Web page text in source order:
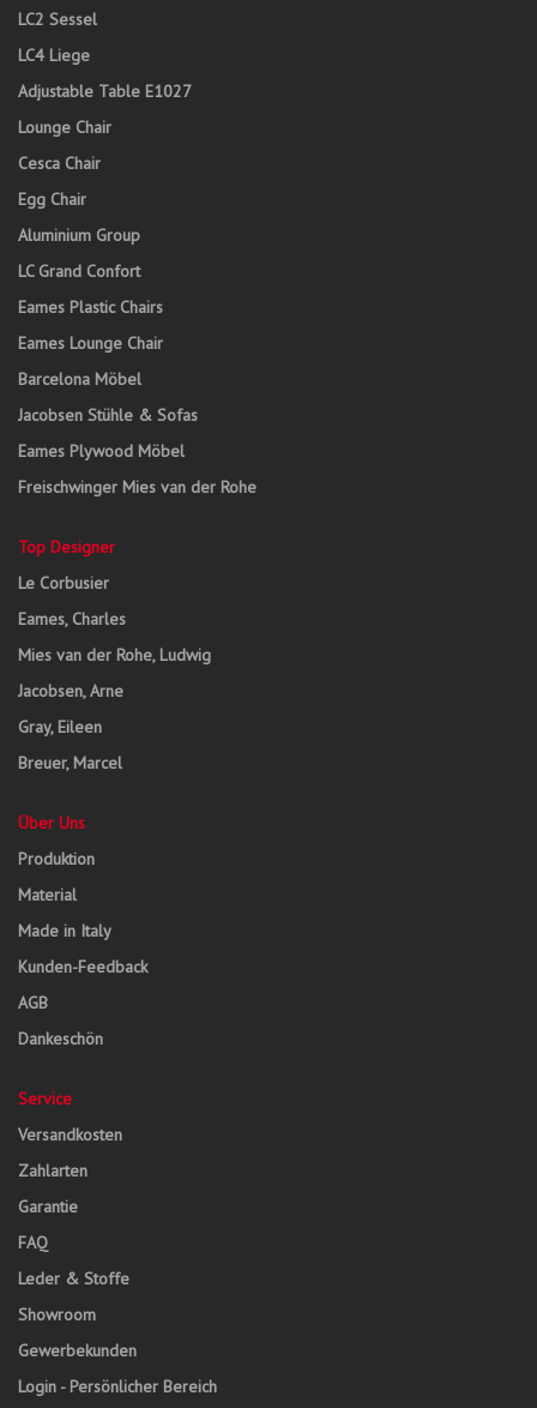
LC2 Sessel
LC4 Liege
Adjustable Table E1027
Lounge Chair
Cesca Chair
Egg Chair
Aluminium Group
LC Grand Confort
Eames Plastic Chairs
Eames Lounge Chair
Barcelona Möbel
Jacobsen Stühle & Sofas
Eames Plywood Möbel
Freischwinger Mies van der Rohe
Top Designer
Le Corbusier
Eames, Charles
Mies van der Rohe, Ludwig
Jacobsen, Arne
Gray, Eileen
Breuer, Marcel
Über Uns
Produktion
Material
Made in Italy
Kunden-Feedback
AGB
Dankeschön
Service
Versandkosten
Zahlarten
Garantie
FAQ
Leder & Stoffe
Showroom
Gewerbekunden
Login - Persönlicher Bereich